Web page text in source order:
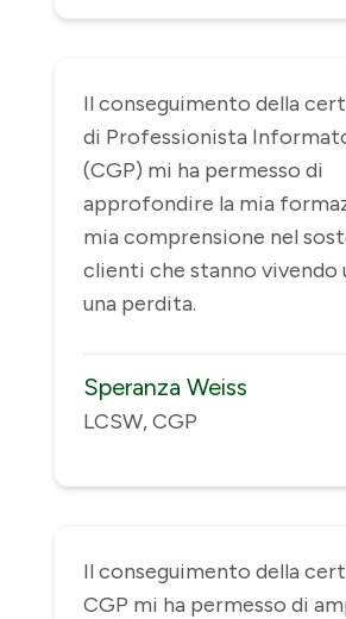
Il conseguimento della
di Professionista
(CGP) mi ha permesso di
approfondire la mia
mia comprensione nel
clienti che stanno vivendo
una perdita.
Speranza Weiss
LCSW, CGP
Il conseguimento della
CGP mi ha permesso di